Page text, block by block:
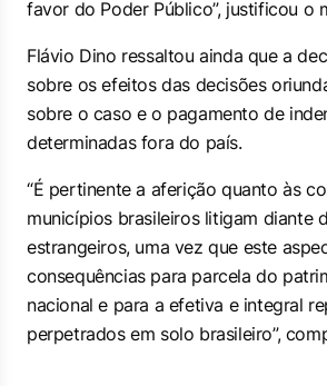
favor do Poder Público”, justificou o
Flávio Dino ressaltou ainda que a
sobre os efeitos das decisões
sobre o caso e o pagamento de
determinadas fora do país.
“É pertinente a aferição quanto às
municípios brasileiros litigam diante
estrangeiros, uma vez que este
consequências para parcela do
nacional e para a efetiva e integral
perpetrados em solo brasileiro”,